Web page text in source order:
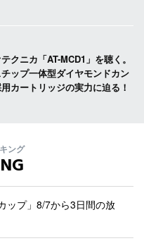
クニカ「AT-MCD1」を聴く。
ップ一体型ダイヤモンドカン
カートリッジの実力に迫る！
ング
ップ」8/7から3日間の放